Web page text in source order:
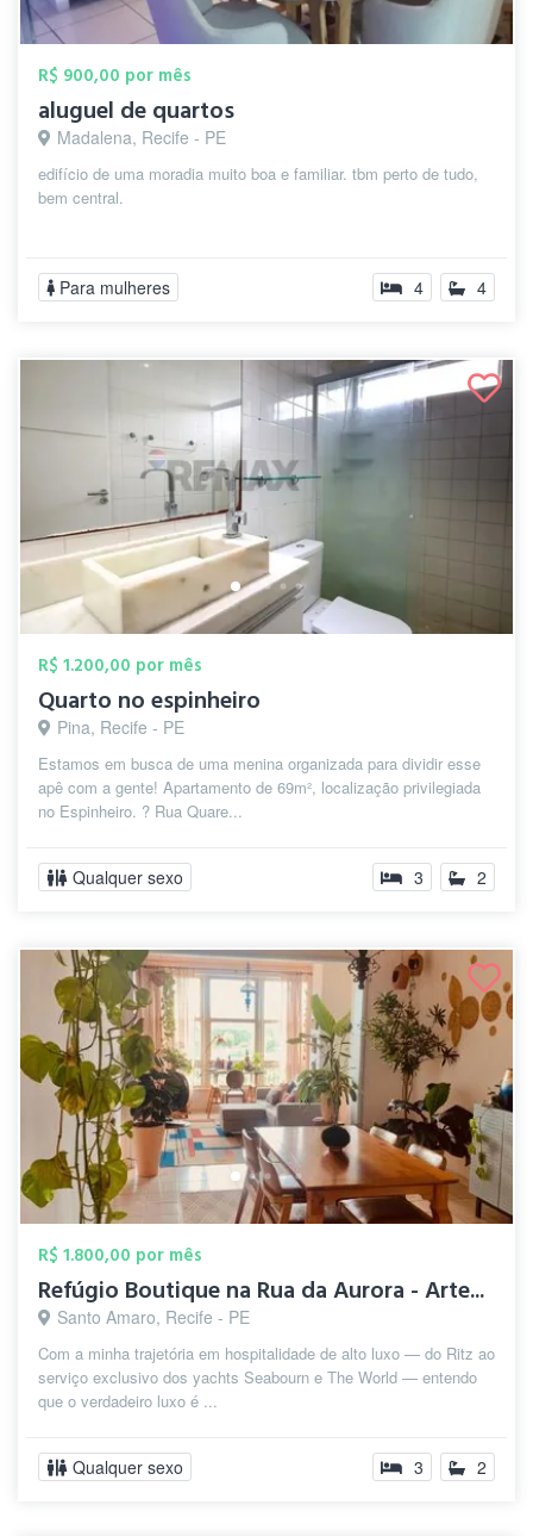
R$ 900,00 por mês
aluguel de quartos
Madalena, Recife - PE
edifício de uma moradia muito boa e familiar. tbm perto de tudo,
bem central.
Para mulheres 4 4
R$ 1.200,00 por mês
Quarto no espinheiro
Pina, Recife - PE
Estamos em busca de uma menina organizada para dividir esse
apê com a gente! Apartamento de 69m², localização privilegiada
no Espinheiro. ? Rua Quare...
Qualquer sexo 3 2
R$ 1.800,00 por mês
Refúgio Boutique na Rua da Aurora - Arte...
Santo Amaro, Recife - PE
Com a minha trajetória em hospitalidade de alto luxo — do Ritz ao
serviço exclusivo dos yachts Seabourn e The World — entendo
que o verdadeiro luxo é ...
Qualquer sexo 3 2